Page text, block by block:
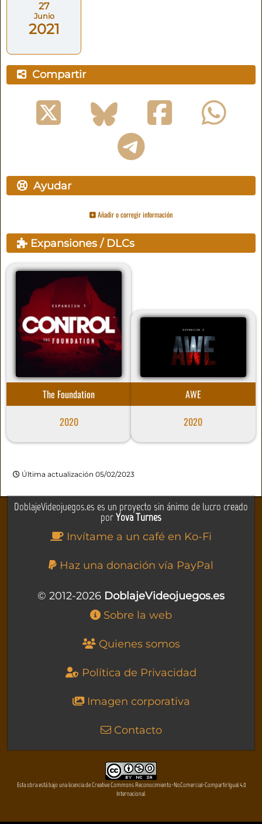
27
Junio
2021
Compartir
Ayudar
Añadir o corregir información
Expansiones / DLCs
The Foundation
2020
AWE
2020
Última actualización 05/02/2023
DoblajeVideojuegos.es es un proyecto sin ánimo de lucro creado
porYova Turnes
Invítame a un café en Ko-Fi
Haz una donación vía PayPal
© 2012-2026 DoblajeVideojuegos.es
Sobre la web
Quienes somos
Política de Privacidad
Imagen corporativa
Contacto
Esta obra está bajo una licencia de Creative Commons Reconocimiento-NoComercial-CompartirIgual 4.0
Internacional